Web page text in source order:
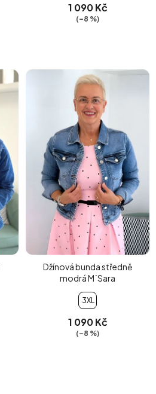
1 090 Kč
(–8 %)
Džínová bunda středně
modrá M´Sara
3XL
1 090 Kč
(–8 %)